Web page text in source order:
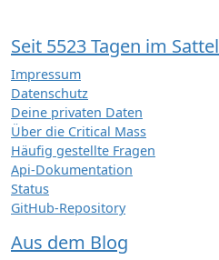
Seit 5523 Tagen im Sattel
Impressum
Datenschutz
Deine privaten Daten
Über die Critical Mass
Häufig gestellte Fragen
Api-Dokumentation
Status
GitHub-Repository
Aus dem Blog